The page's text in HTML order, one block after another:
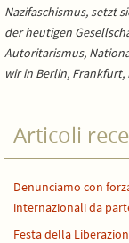
Nazifaschismus, setzt
der heutigen
Autoritarismus,
wir in Berlin,
Articoli
Denunciamo con
internazionali da
Festa della